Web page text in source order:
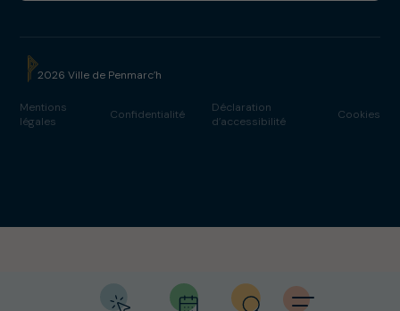
Cinéma Eckmühl
2026 Ville de Penmarc’h
Mentions
légales
Confidentialité
Déclaration
d’accessibilité
Cookies